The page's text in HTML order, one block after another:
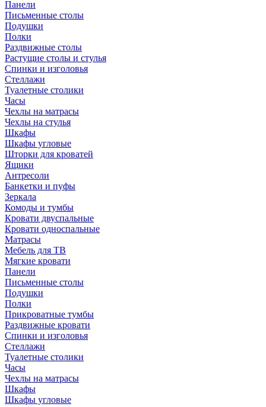
Панели
Письменные столы
Подушки
Полки
Раздвижные столы
Растущие столы и стулья
Спинки и изголовья
Стеллажи
Туалетные столики
Часы
Чехлы на матрасы
Чехлы на стулья
Шкафы
Шкафы угловые
Шторки для кроватей
Ящики
Антресоли
Банкетки и пуфы
Зеркала
Комоды и тумбы
Кровати двуспальные
Кровати односпальные
Матрасы
Мебель для ТВ
Мягкие кровати
Панели
Письменные столы
Подушки
Полки
Прикроватные тумбы
Раздвижные кровати
Спинки и изголовья
Стеллажи
Туалетные столики
Часы
Чехлы на матрасы
Шкафы
Шкафы угловые